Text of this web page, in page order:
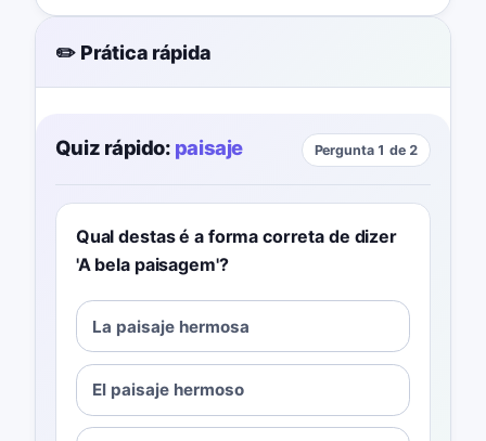
✏️ Prática rápida
Quiz rápido: paisaje Pergunta 1 de 2
Qual destas é a forma correta de dizer
'A bela paisagem'?
La paisaje hermosa
El paisaje hermoso